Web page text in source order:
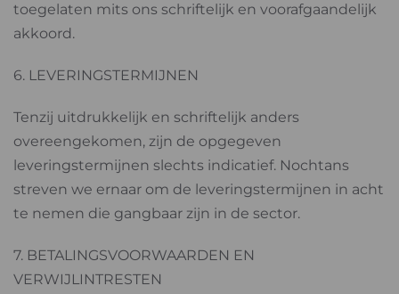
toegelaten mits ons schriftelijk en voorafgaandelijk
akkoord.
6. LEVERINGSTERMIJNEN
Tenzij uitdrukkelijk en schriftelijk anders
overeengekomen, zijn de opgegeven
leveringstermijnen slechts indicatief. Nochtans
streven we ernaar om de leveringstermijnen in acht
te nemen die gangbaar zijn in de sector.
7. BETALINGSVOORWAARDEN EN
VERWIJLINTRESTEN